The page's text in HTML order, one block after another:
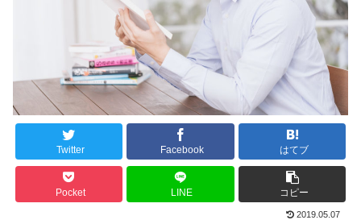
Twitter Facebook はてブ
Pocket LINE コピー
2019.05.07